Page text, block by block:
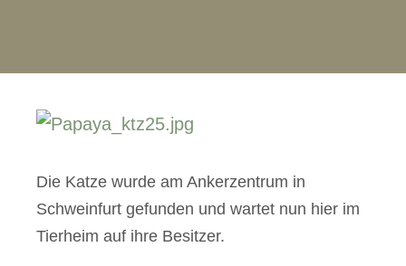
Die Katze wurde am Ankerzentrum in
Schweinfurt gefunden und wartet nun hier im
Tierheim auf ihre Besitzer.